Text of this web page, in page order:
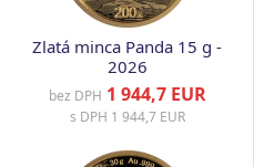
Zlatá minca Panda 15 g -
2026
bez DPH 1 944,7 EUR
s DPH 1 944,7 EUR